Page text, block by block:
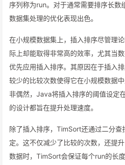
序列称为run。对于通常需要排序长
数据集处理的优化表现出色。
在小规模数据集上，插入排序尽管理
际上却能取得非常高的效率，尤其当
优先应用插入排序。其原因在于插入
较少的比较次数使得它在小规模数据
非偶然，Java将插入排序的阈值设定
的设计都旨在提升处理速度。
除了插入排序，TimSort还通过二分查
定。这不仅减少了比较的次数，还提
数据时，TimSort会保证每个run的长